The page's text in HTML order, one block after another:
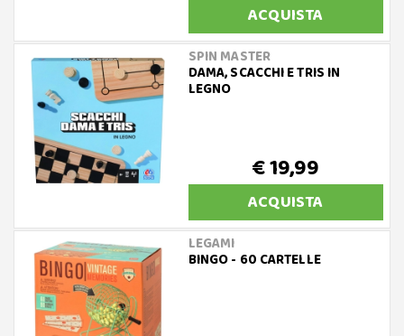
ACQUISTA
SPIN MASTER
DAMA, SCACCHI E TRIS IN
LEGNO
€ 19,99
ACQUISTA
LEGAMI
BINGO - 60 CARTELLE